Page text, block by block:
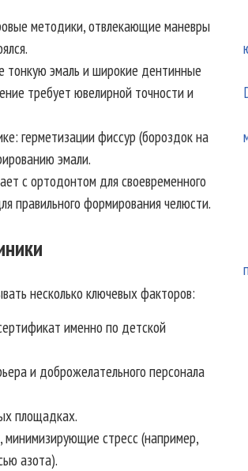
методики, отвлекающие маневры
тонкую эмаль и широкие дентинные
требует ювелирной точности и
герметизации фиссур (бороздок на
эмали.
с ортодонтом для своевременного
правильного формирования челюсти.
несколько ключевых факторов:
именно по детской
и доброжелательного персонала
площадках.
стресс (например,
азота).